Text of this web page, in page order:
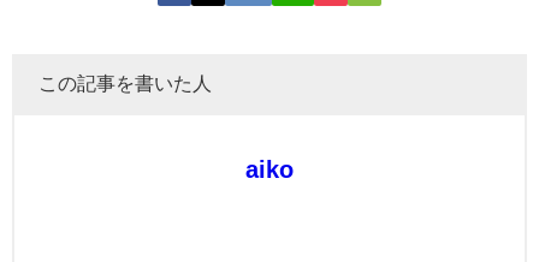
この記事を書いた人
aiko